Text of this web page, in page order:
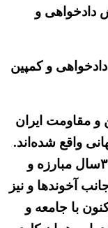
و کمپین
و مقاومت ایران
واقع شده‌اند.
آنها با قدرت سازمانیافتگی و گنجینه ۳۹سال مبارزه و
آخوندها و نیز
با جامعه و